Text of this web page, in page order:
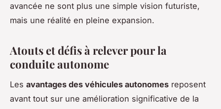
avancée ne sont plus une simple vision futuriste,
mais une réalité en pleine expansion.
Atouts et défis à relever pour la
conduite autonome
Les avantages des véhicules autonomes reposent
avant tout sur une amélioration significative de la